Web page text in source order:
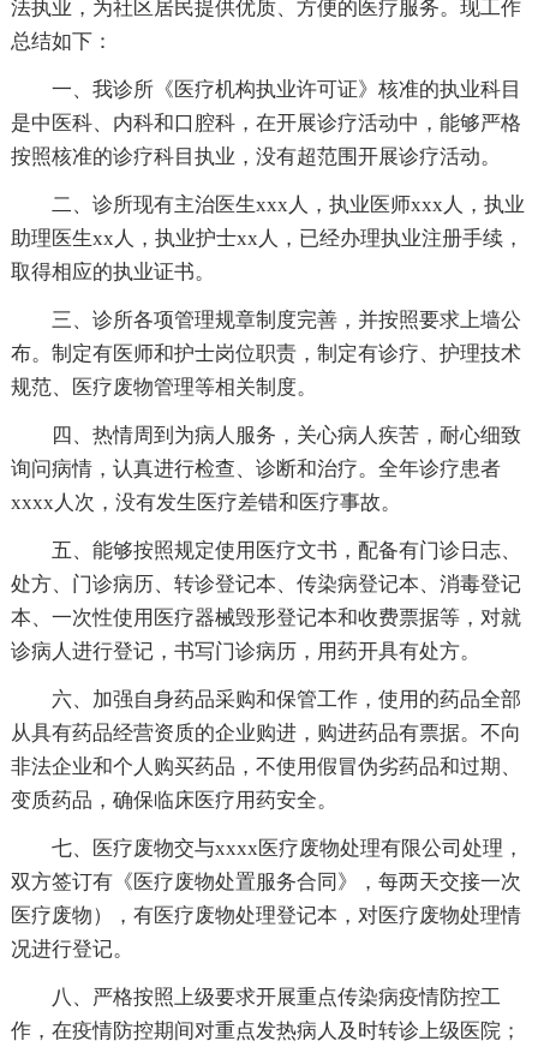
法执业，为社区居民提供优质、方便的医疗服务。现工作
总结如下：
一、我诊所《医疗机构执业许可证》核准的执业科目
是中医科、内科和口腔科，在开展诊疗活动中，能够严格
按照核准的诊疗科目执业，没有超范围开展诊疗活动。
二、诊所现有主治医生xxx人，执业医师xxx人，执业
助理医生xx人，执业护士xx人，已经办理执业注册手续，
取得相应的执业证书。
三、诊所各项管理规章制度完善，并按照要求上墙公
布。制定有医师和护士岗位职责，制定有诊疗、护理技术
规范、医疗废物管理等相关制度。
四、热情周到为病人服务，关心病人疾苦，耐心细致
询问病情，认真进行检查、诊断和治疗。全年诊疗患者
xxxx人次，没有发生医疗差错和医疗事故。
五、能够按照规定使用医疗文书，配备有门诊日志、
处方、门诊病历、转诊登记本、传染病登记本、消毒登记
本、一次性使用医疗器械毁形登记本和收费票据等，对就
诊病人进行登记，书写门诊病历，用药开具有处方。
六、加强自身药品采购和保管工作，使用的药品全部
从具有药品经营资质的企业购进，购进药品有票据。不向
非法企业和个人购买药品，不使用假冒伪劣药品和过期、
变质药品，确保临床医疗用药安全。
七、医疗废物交与xxxx医疗废物处理有限公司处理，
双方签订有《医疗废物处置服务合同》，每两天交接一次
医疗废物），有医疗废物处理登记本，对医疗废物处理情
况进行登记。
八、严格按照上级要求开展重点传染病疫情防控工
作，在疫情防控期间对重点发热病人及时转诊上级医院；